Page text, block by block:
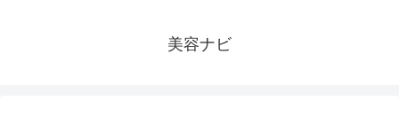
美容ナビ